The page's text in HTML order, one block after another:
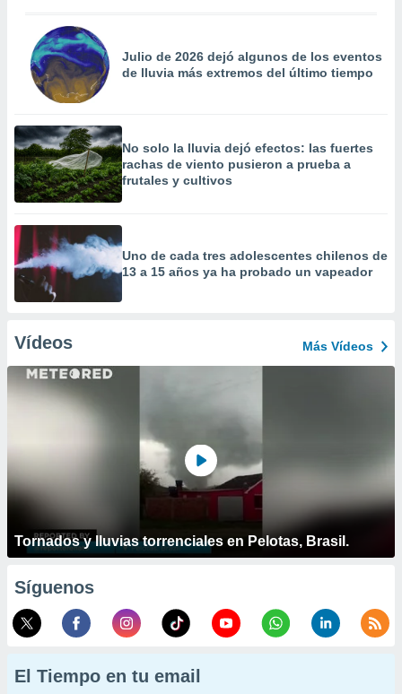
Julio de 2026 dejó algunos de los eventos
de lluvia más extremos del último tiempo
No solo la lluvia dejó efectos: las fuertes
rachas de viento pusieron a prueba a
frutales y cultivos
Uno de cada tres adolescentes chilenos de
13 a 15 años ya ha probado un vapeador
Vídeos Más Vídeos
Tornados y lluvias torrenciales en Pelotas, Brasil.
Síguenos
El Tiempo en tu email